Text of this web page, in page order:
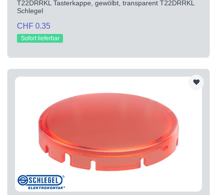
T22DRRKL Tasterkappe, gewölbt, transparent T22DRRKL
Schlegel
CHF 0.35
Sofort lieferbar